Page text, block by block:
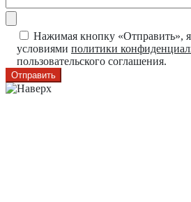
Нажимая кнопку «Отправить»,
условиями политики
пользовательского соглашения.